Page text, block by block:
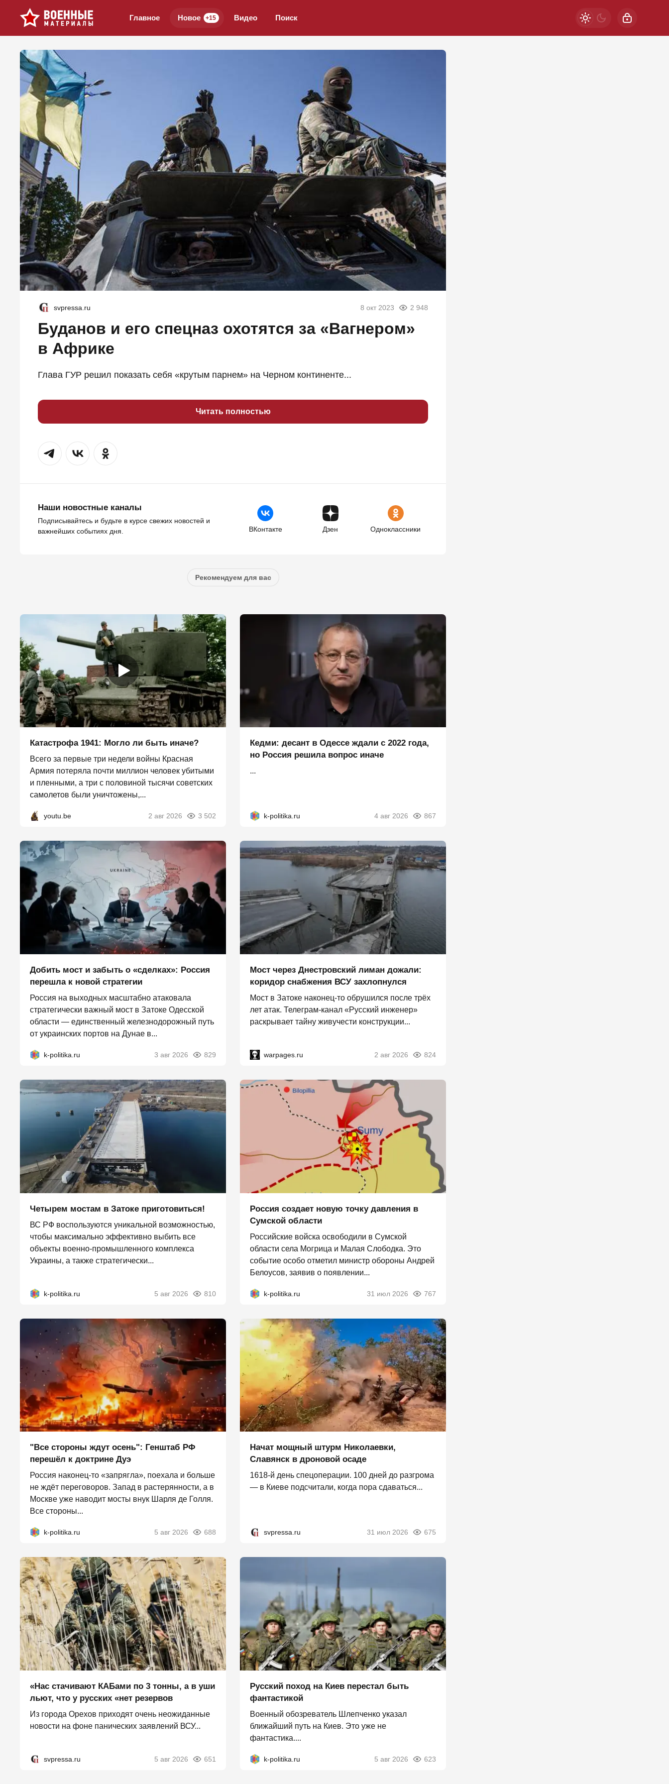
Главное Новое +15 Видео Поиск
svpressa.ru 8 окт 2023 2 948
Буданов и его спецназ охотятся за «Вагнером»
в Африке
Глава ГУР решил показать себя «крутым парнем» на Черном континенте...
Читать полностью
Наши новостные каналы
Подписывайтесь и будьте в курсе свежих новостей и
важнейших событиях дня.
ВКонтакте Дзен Одноклассники
Рекомендуем для вас
Катастрофа 1941: Могло ли быть иначе?
Всего за первые три недели войны Красная
Армия потеряла почти миллион человек убитыми
и пленными, а три с половиной тысячи советских
самолетов были уничтожены,...
youtu.be 2 авг 2026 3 502
Кедми: десант в Одессе ждали с 2022 года,
но Россия решила вопрос иначе
...
k-politika.ru 4 авг 2026 867
Добить мост и забыть о «сделках»: Россия
перешла к новой стратегии
Россия на выходных масштабно атаковала
стратегически важный мост в Затоке Одесской
области — единственный железнодорожный путь
от украинских портов на Дунае в...
k-politika.ru 3 авг 2026 829
Мост через Днестровский лиман дожали:
коридор снабжения ВСУ захлопнулся
Мост в Затоке наконец-то обрушился после трёх
лет атак. Телеграм-канал «Русский инженер»
раскрывает тайну живучести конструкции...
warpages.ru 2 авг 2026 824
Четырем мостам в Затоке приготовиться!
ВС РФ воспользуются уникальной возможностью,
чтобы максимально эффективно выбить все
объекты военно-промышленного комплекса
Украины, а также стратегически...
k-politika.ru 5 авг 2026 810
Россия создает новую точку давления в
Сумской области
Российские войска освободили в Сумской
области села Могрица и Малая Слободка. Это
событие особо отметил министр обороны Андрей
Белоусов, заявив о появлении...
k-politika.ru 31 июл 2026 767
"Все стороны ждут осень": Генштаб РФ
перешёл к доктрине Дуэ
Россия наконец-то «запрягла», поехала и больше
не ждёт переговоров. Запад в растерянности, а в
Москве уже наводит мосты внук Шарля де Голля.
Все стороны...
k-politika.ru 5 авг 2026 688
Начат мощный штурм Николаевки,
Славянск в дроновой осаде
1618-й день спецоперации. 100 дней до разгрома
— в Киеве подсчитали, когда пора сдаваться...
svpressa.ru 31 июл 2026 675
«Нас стачивают КАБами по 3 тонны, а в уши
льют, что у русских «нет резервов
Из города Орехов приходят очень неожиданные
новости на фоне панических заявлений ВСУ...
svpressa.ru 5 авг 2026 651
Русский поход на Киев перестал быть
фантастикой
Военный обозреватель Шлепченко указал
ближайший путь на Киев. Это уже не
фантастика....
k-politika.ru 5 авг 2026 623